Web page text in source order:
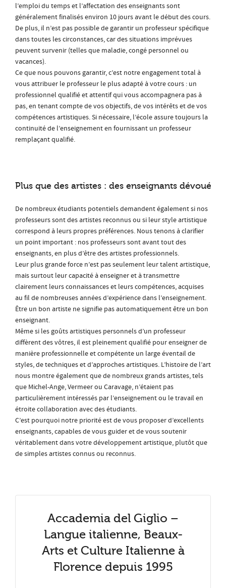
l’emploi du temps et l’affectation des enseignants sont
généralement finalisés environ 10 jours avant le début des cours.
De plus, il n’est pas possible de garantir un professeur spécifique
dans toutes les circonstances, car des situations imprévues
peuvent survenir (telles que maladie, congé personnel ou
vacances).
Ce que nous pouvons garantir, c’est notre engagement total à
vous attribuer le professeur le plus adapté à votre cours : un
professionnel qualifié et attentif qui vous accompagnera pas à
pas, en tenant compte de vos objectifs, de vos intérêts et de vos
compétences artistiques. Si nécessaire, l’école assure toujours la
continuité de l’enseignement en fournissant un professeur
remplaçant qualifié.
Plus que des artistes : des enseignants dévoués
De nombreux étudiants potentiels demandent également si nos
professeurs sont des artistes reconnus ou si leur style artistique
correspond à leurs propres préférences. Nous tenons à clarifier
un point important : nos professeurs sont avant tout des
enseignants, en plus d’être des artistes professionnels.
Leur plus grande force n’est pas seulement leur talent artistique,
mais surtout leur capacité à enseigner et à transmettre
clairement leurs connaissances et leurs compétences, acquises
au fil de nombreuses années d’expérience dans l’enseignement.
Être un bon artiste ne signifie pas automatiquement être un bon
enseignant.
Même si les goûts artistiques personnels d’un professeur
diffèrent des vôtres, il est pleinement qualifié pour enseigner de
manière professionnelle et compétente un large éventail de
styles, de techniques et d’approches artistiques. L’histoire de l’art
nous montre également que de nombreux grands artistes, tels
que Michel-Ange, Vermeer ou Caravage, n’étaient pas
particulièrement intéressés par l’enseignement ou le travail en
étroite collaboration avec des étudiants.
C’est pourquoi notre priorité est de vous proposer d’excellents
enseignants, capables de vous guider et de vous soutenir
véritablement dans votre développement artistique, plutôt que
de simples artistes connus ou reconnus.
Accademia del Giglio –
Langue italienne, Beaux-
Arts et Culture Italienne à
Florence depuis 1995